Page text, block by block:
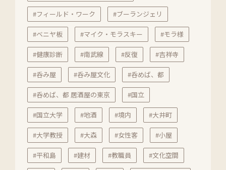
#フィールド・ワーク #ブーランジェリ
#ベニヤ板 #マイク・モラスキー #モラ様
#健康診断 #南武線 #反復 #吉祥寺
#呑み屋 #呑み屋文化 #呑めば、都
#呑めば、都 居酒屋の東京 #国立
#国立大学 #地酒 #境内 #大井町
#大学教授 #大森 #女性客 #小屋
#平和島 #建材 #教職員 #文化空間